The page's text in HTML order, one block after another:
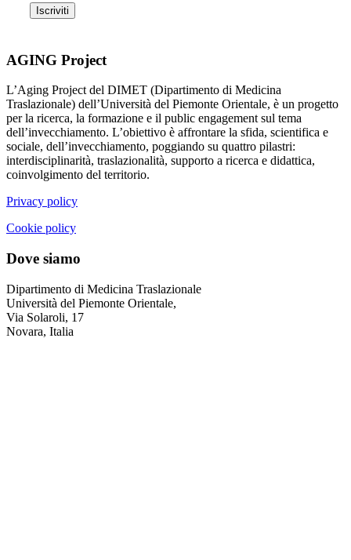
AGING Project
L’Aging Project del DIMET (Dipartimento di Medicina
Traslazionale) dell’Università del Piemonte Orientale, è un progetto
per la ricerca, la formazione e il public engagement sul tema
dell’invecchiamento. L’obiettivo è affrontare la sfida, scientifica e
sociale, dell’invecchiamento, poggiando su quattro pilastri:
interdisciplinarità, traslazionalità, supporto a ricerca e didattica,
coinvolgimento del territorio.
Privacy policy
Cookie policy
Dove siamo
Dipartimento di Medicina Traslazionale
Università del Piemonte Orientale,
Via Solaroli, 17
Novara, Italia